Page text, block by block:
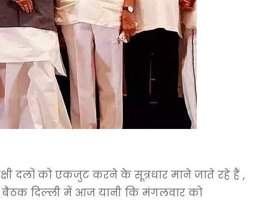
दलों को एकजुट करने के सूत्रधार माने जाते रहे हैं ,
दिल्ली में आज यानी कि मंगलवार को